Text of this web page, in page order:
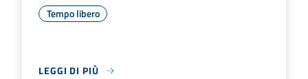
Tempo libero
LEGGI DI PIÙ